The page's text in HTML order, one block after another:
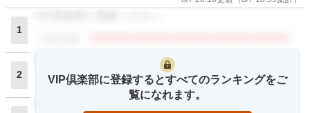
1
2
VIP倶楽部に登録ください
閲覧者数
VIP倶楽部に登録するとすべてのランキングをご
覧になれます。